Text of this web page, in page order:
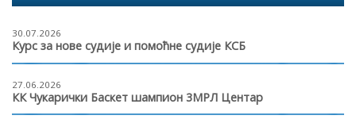
30.07.2026
Курс за нове судије и помоћне судије КСБ
27.06.2026
КК Чукарички Баскет шампион 3МРЛ Центар